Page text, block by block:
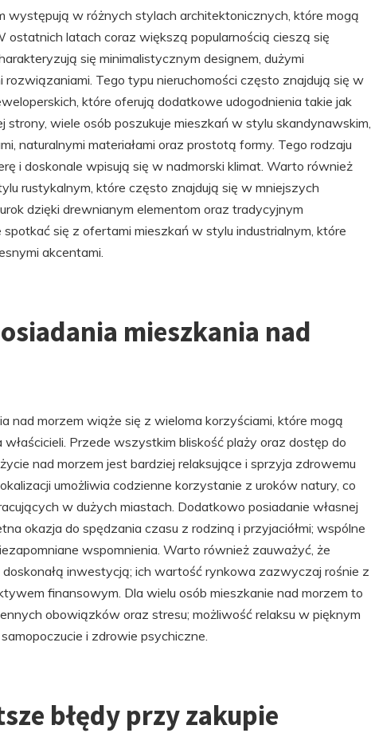
występują w różnych stylach architektonicznych, które mogą
ostatnich latach coraz większą popularnością cieszą się
się minimalistycznym designem, dużymi
rozwiązaniami. Tego typu nieruchomości często znajdują się w
które oferują dodatkowe udogodnienia takie jak
strony, wiele osób poszukuje mieszkań w stylu skandynawskim,
naturalnymi materiałami oraz prostotą formy. Tego rodzaju
i doskonale wpisują się w nadmorski klimat. Warto również
rustykalnym, które często znajdują się w mniejszych
dzięki drewnianym elementom oraz tradycyjnym
się z ofertami mieszkań w stylu industrialnym, które
akcentami.
mieszkania nad
nad morzem wiąże się z wieloma korzyściami, które mogą
Przede wszystkim bliskość plaży oraz dostęp do
nad morzem jest bardziej relaksujące i sprzyja zdrowemu
umożliwia codzienne korzystanie z uroków natury, co
w dużych miastach. Dodatkowo posiadanie własnej
okazja do spędzania czasu z rodziną i przyjaciółmi; wspólne
wspomnienia. Warto również zauważyć, że
inwestycją; ich wartość rynkowa zazwyczaj rośnie z
finansowym. Dla wielu osób mieszkanie nad morzem to
obowiązków oraz stresu; możliwość relaksu w pięknym
i zdrowie psychiczne.
błędy przy zakupie